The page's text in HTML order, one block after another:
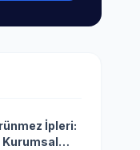
İpleri:
Kurumsal